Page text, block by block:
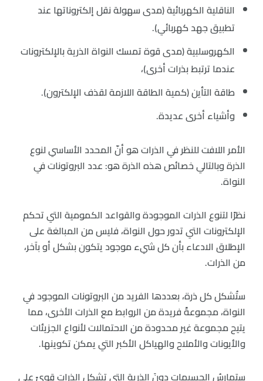
الناقلية الكهربائية (مدى سهولة نقل إلكتروناتها عند
تطبيق جهد كهربائي).
الكهروسلبية (مدى قوة تمسك النواة الذرية بالإلكترونات
عندما ترتبط بذرات أخرى)،
طاقة التأين (كمية الطاقة اللازمة لقذف الإلكترون).
وأشياء أخرى عديدة.
الأمر اللافت للنظر في الذرات هو أنّ المحدد الأساسي لنوع
الذرة وبالتالي خصائص هذه الذرة هو: عدد البروتونات في
النواة.
نظرًا لتنوع الذرات الموجودة والقواعد الكمومية التي تحكم
الإلكترونات التي تدور حول النواة، فليس من المبالغة على
الإطلاق الادعاء بأن كل شيء موجود يتكون بشكل أو بآخر،
من الذرات.
ستُشكل كل ذرة، بعددها الفريد من البروتونات الموجود في
النواة، مجموعةً فريدة من الروابط مع الذرات الأخرى، مما
يتيح مجموعة غير محدودة من الاحتمالات لأنواع الجزيئات
والأيونات والأملاح والهياكل الأكبر التي يمكن تكوينها.
ستمارسُ الجسيمات دونَ الذرية التي تشكل الذرات قِوىً على